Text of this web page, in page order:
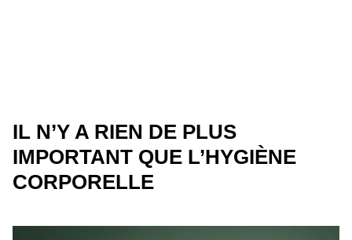
IL N’Y A RIEN DE PLUS
IMPORTANT QUE L’HYGIÈNE
CORPORELLE